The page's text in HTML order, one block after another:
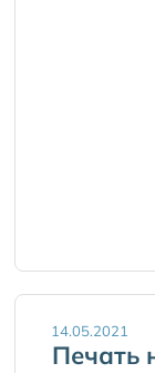
14.05.2021
Печать